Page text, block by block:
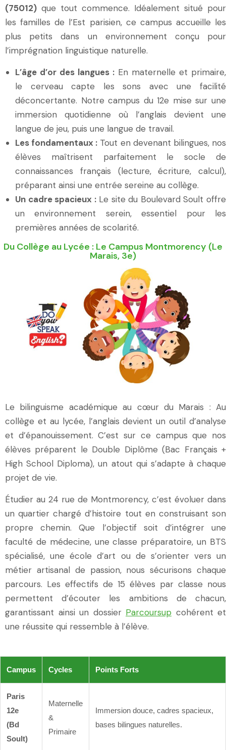
(75012) que tout commence. Idéalement situé pour
les familles de l’Est parisien, ce campus accueille les
plus petits dans un environnement conçu pour
l’imprégnation linguistique naturelle.
L’âge d’or des langues : En maternelle et primaire,
le cerveau capte les sons avec une facilité
déconcertante. Notre campus du 12e mise sur une
immersion quotidienne où l’anglais devient une
langue de jeu, puis une langue de travail.
Les fondamentaux : Tout en devenant bilingues, nos
élèves maîtrisent parfaitement le socle de
connaissances français (lecture, écriture, calcul),
préparant ainsi une entrée sereine au collège.
Un cadre spacieux :Le site du Boulevard Soult offre
un environnement serein, essentiel pour les
premières années de scolarité.
Du Collège au Lycée : Le Campus Montmorency (Le
Marais, 3e)
Le bilinguisme académique au cœur du Marais : Au
collège et au lycée, l’anglais devient un outil d’analyse
et d’épanouissement. C’est sur ce campus que nos
élèves préparent le Double Diplôme (Bac Français +
High School Diploma), un atout qui s’adapte à chaque
projet de vie.
Étudier au 24 rue de Montmorency, c’est évoluer dans
un quartier chargé d’histoire tout en construisant son
propre chemin. Que l’objectif soit d’intégrer une
faculté de médecine, une classe préparatoire, un BTS
spécialisé, une école d’art ou de s’orienter vers un
métier artisanal de passion, nous sécurisons chaque
parcours. Les effectifs de 15 élèves par classe nous
permettent d’écouter les ambitions de chacun,
garantissant ainsi un dossier Parcoursup cohérent et
une réussite qui ressemble à l’élève.
Campus Cycles Points Forts
Paris
12e
(Bd
Soult)
Maternelle
&
Primaire
Immersion douce, cadres spacieux,
bases bilingues naturelles.